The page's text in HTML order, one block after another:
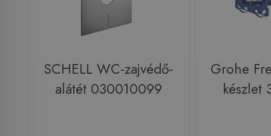
SCHELL WC-zajvédő-
alátét 030010099
Grohe
készlet